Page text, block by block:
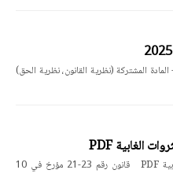
المشتركة (نظرية القانون، نظرية الحق)
قانون رقم 23-21 يتعلق بالغابات والثروات الغابية PDF قانون رقم 23-21 مؤرخ في 10